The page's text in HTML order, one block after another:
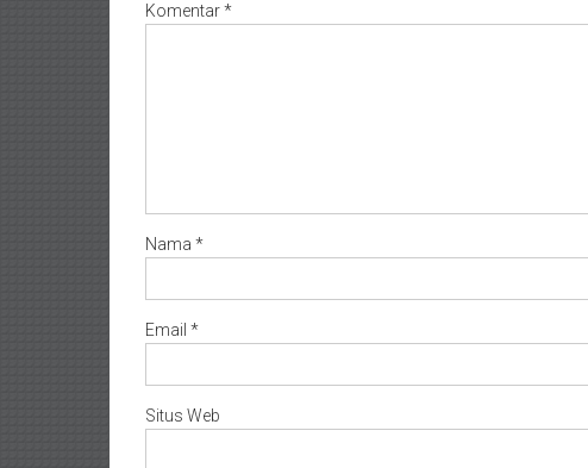
Komentar*
Nama *
Email *
Situs Web